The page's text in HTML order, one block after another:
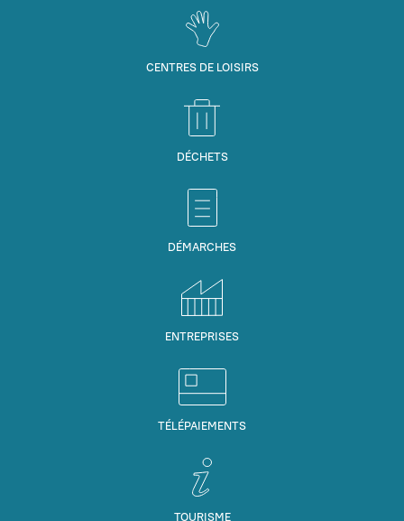
CENTRES DE LOISIRS
DÉCHETS
DÉMARCHES
ENTREPRISES
TÉLÉPAIEMENTS
TOURISME